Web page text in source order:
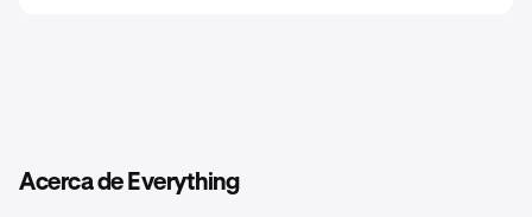
Acerca de Everything